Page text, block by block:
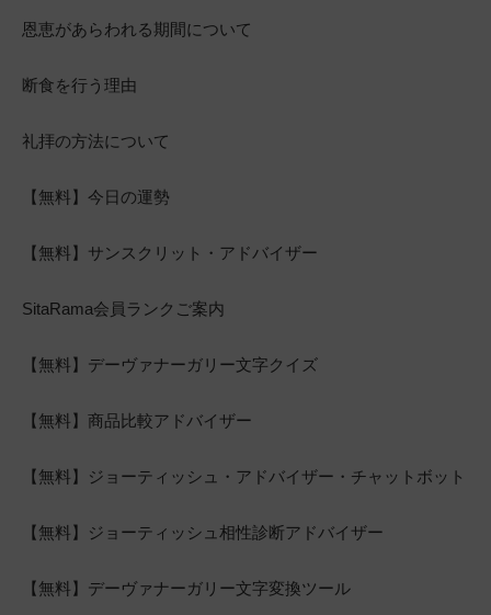
恩恵があらわれる期間について
断食を行う理由
礼拝の方法について
【無料】今日の運勢
【無料】サンスクリット・アドバイザー
SitaRama会員ランクご案内
【無料】デーヴァナーガリー文字クイズ
【無料】商品比較アドバイザー
【無料】ジョーティッシュ・アドバイザー・チャットボット
【無料】ジョーティッシュ相性診断アドバイザー
【無料】デーヴァナーガリー文字変換ツール